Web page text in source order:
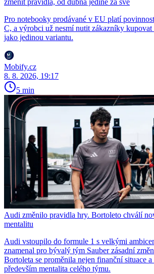
změnit pravidla, od dubna jedině za své
Pro notebooky prodávané v EU platí
C, a výrobci už nesmí nutit zákazníky kupovat
jako jedinou variantu.
Mobify.cz
8. 8. 2026, 19:17
5 min
Audi změnilo pravidla hry. Bortoleto chválí
mentalitu
Audi vstoupilo do formule 1 s velkými
znamenal pro bývalý tým Sauber zásadní
Bortoleta se proměnila nejen finanční situace
především mentalita celého týmu.